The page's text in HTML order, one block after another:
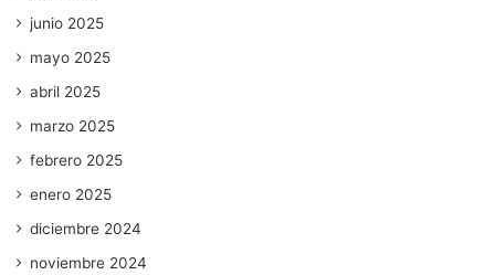
junio 2025
mayo 2025
abril 2025
marzo 2025
febrero 2025
enero 2025
diciembre 2024
noviembre 2024